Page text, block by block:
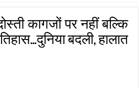
कागजों पर नहीं बल्कि
बदली, हालात